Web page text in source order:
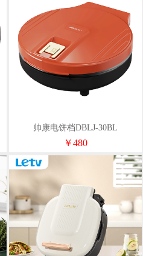
帅康电饼档DBLJ-30BL
￥480